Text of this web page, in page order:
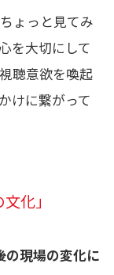
ょっと見てみ
を大切にして
聴意欲を喚起
けに繋がって
化」
の現場の変化に